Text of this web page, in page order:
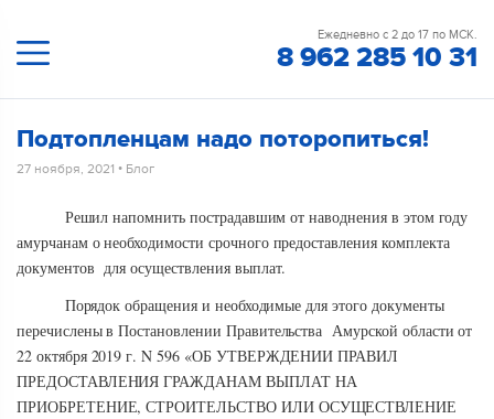
Ежедневно с 2 до 17 по МСК.
8 962 285 10 31
Подтопленцам надо поторопиться!
27 ноября, 2021 • Блог
Решил напомнить пострадавшим от наводнения в этом году
амурчанам о необходимости срочного предоставления комплекта
документов для осуществления выплат.
Порядок обращения и необходимые для этого документы
перечислены в Постановлении Правительства Амурской области от
22 октября 2019 г. N 596 «ОБ УТВЕРЖДЕНИИ ПРАВИЛ
ПРЕДОСТАВЛЕНИЯ ГРАЖДАНАМ ВЫПЛАТ НА
ПРИОБРЕТЕНИЕ, СТРОИТЕЛЬСТВО ИЛИ ОСУЩЕСТВЛЕНИЕ